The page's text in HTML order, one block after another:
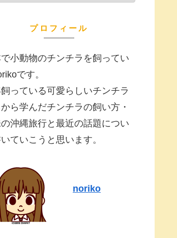
プロフィール
小動物のチンチラを飼ってい
です。
っている可愛らしいチンチラ
ら学んだチンチラの飼い方・
沖縄旅行と最近の話題につい
ていこうと思います。
noriko